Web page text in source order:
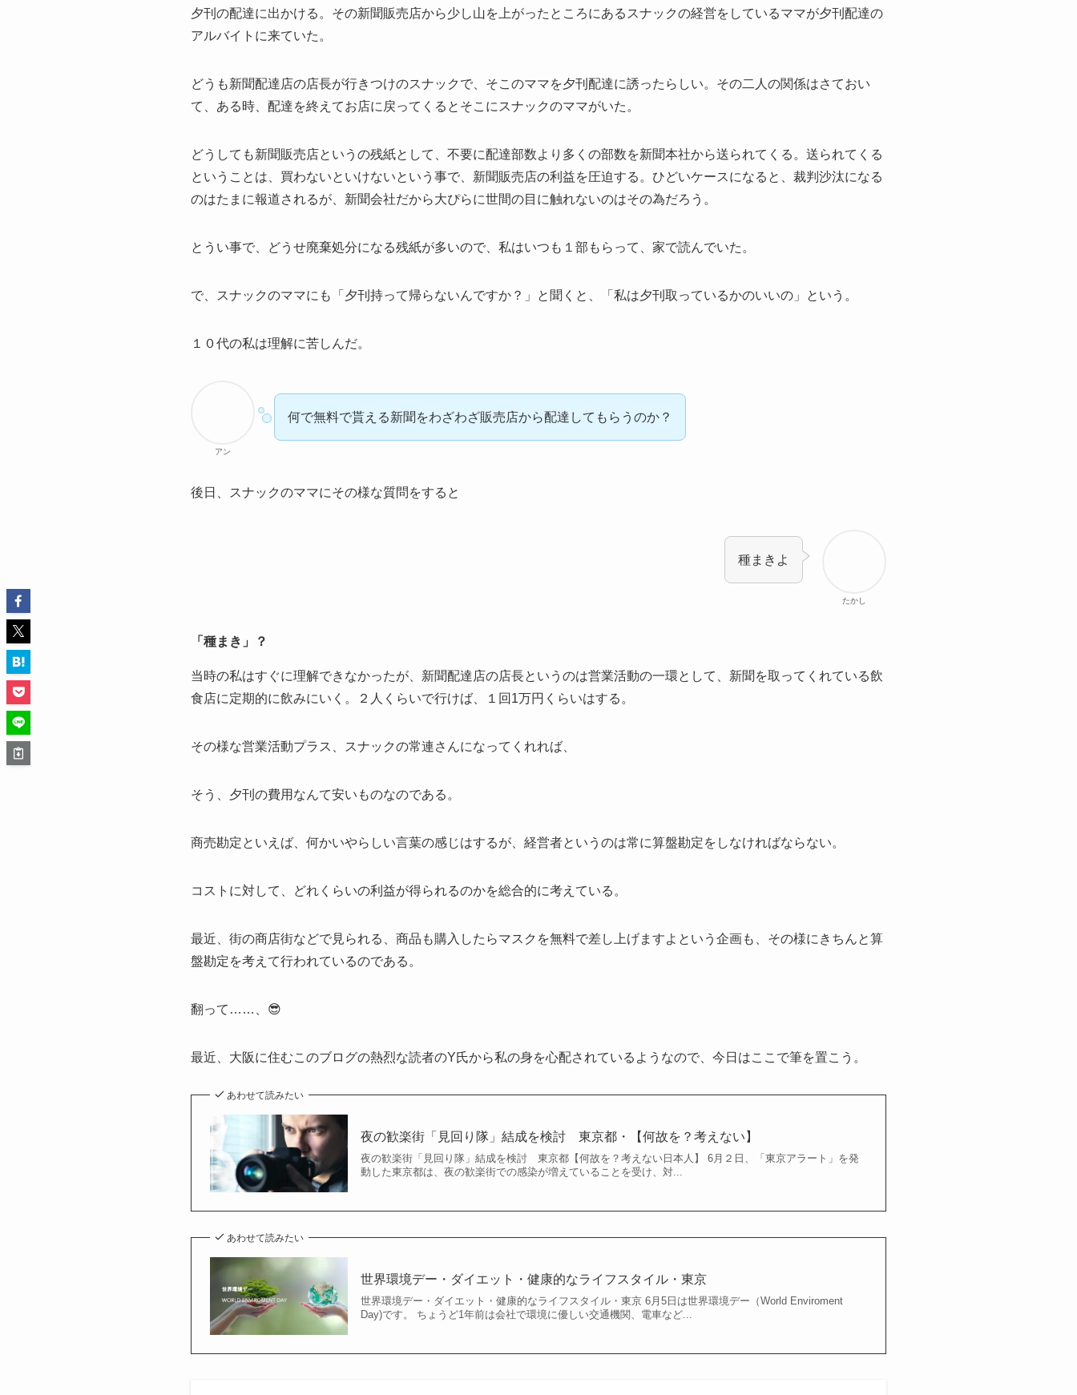
夕刊の配達に出かける。その新聞販売店から少し山を上がったところにあるスナックの経営をしているママが夕刊配達の
アルバイトに来ていた。
どうも新聞配達店の店長が行きつけのスナックで、そこのママを夕刊配達に誘ったらしい。その二人の関係はさておい
て、ある時、配達を終えてお店に戻ってくるとそこにスナックのママがいた。
どうしても新聞販売店というの残紙として、不要に配達部数より多くの部数を新聞本社から送られてくる。送られてくる
ということは、買わないといけないという事で、新聞販売店の利益を圧迫する。ひどいケースになると、裁判沙汰になる
のはたまに報道されるが、新聞会社だから大ぴらに世間の目に触れないのはその為だろう。
とうい事で、どうせ廃棄処分になる残紙が多いので、私はいつも１部もらって、家で読んでいた。
で、スナックのママにも「夕刊持って帰らないんですか？」と聞くと、「私は夕刊取っているかのいいの」という。
１０代の私は理解に苦しんだ。
アン
何で無料で貰える新聞をわざわざ販売店から配達してもらうのか？
後日、スナックのママにその様な質問をすると
たかし
種まきよ
「種まき」？
当時の私はすぐに理解できなかったが、新聞配達店の店長というのは営業活動の一環として、新聞を取ってくれている飲
食店に定期的に飲みにいく。２人くらいで行けば、１回1万円くらいはする。
その様な営業活動プラス、スナックの常連さんになってくれれば、
そう、夕刊の費用なんて安いものなのである。
商売勘定といえば、何かいやらしい言葉の感じはするが、経営者というのは常に算盤勘定をしなければならない。
コストに対して、どれくらいの利益が得られるのかを総合的に考えている。
最近、街の商店街などで見られる、商品も購入したらマスクを無料で差し上げますよという企画も、その様にきちんと算
盤勘定を考えて行われているのである。
翻って……、😎
最近、大阪に住むこのブログの熱烈な読者のY氏から私の身を心配されているようなので、今日はここで筆を置こう。
あわせて読みたい
夜の歓楽街「見回り隊」結成を検討 東京都・【何故を？考えない】
夜の歓楽街「見回り隊」結成を検討 東京都【何故を？考えない日本人】 6月２日、「東京アラート」を発
動した東京都は、夜の歓楽街での感染が増えていることを受け、対...
あわせて読みたい
世界環境デー・ダイエット・健康的なライフスタイル・東京
世界環境デー・ダイエット・健康的なライフスタイル・東京 6月5日は世界環境デー（World Enviroment
Day)です。 ちょうど1年前は会社で環境に優しい交通機関、電車など...